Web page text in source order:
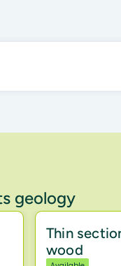
geology
Thin
wood